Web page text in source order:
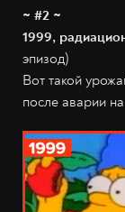
~ #2 ~
1999,
эпизод)
Вот такой
после аварии